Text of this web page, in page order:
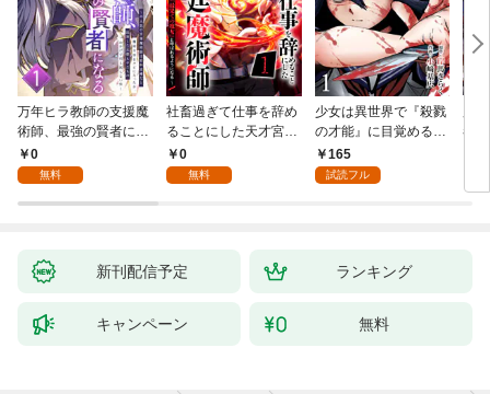
万年ヒラ教師の支援魔
術師、最強の賢者にな
る～不人気の支援魔術
師は給料泥棒だと魔術
が、出世した元教え子
0
無料
社畜過ぎて仕事を辞め
ることにした天才宮廷
魔術師～辺境の地でス
ローライフを夢見る
0
無料
少女は異世界で『殺戮
の才能』に目覚める
(話売り) #1
165
試読フル
者
新刊配信予定 ランキング
キャンペーン 無料